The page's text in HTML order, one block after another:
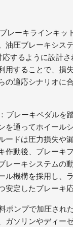
レーキラインキ
油圧ブレーキシス
するように設計
用することで、損
の適応シナリオに
ブレーキペダル
を通ってホイール
ードは圧力損失や
作動後、ブレーキ
レーキシステムの
ル機構を採用し、
定したブレーキ
ポンプで加圧さ
ガソリンやディー